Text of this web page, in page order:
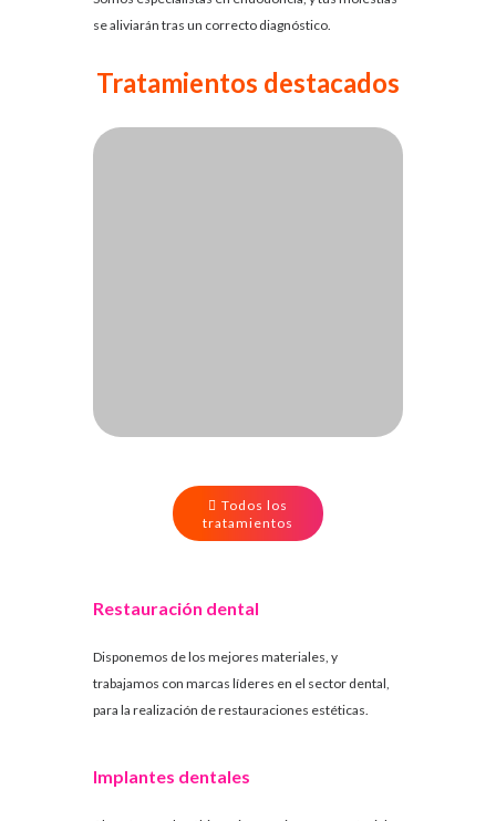
se aliviarán tras un correcto diagnóstico.
Tratamientos destacados
Todos los
tratamientos
Restauración dental
Disponemos de los mejores materiales, y
trabajamos con marcas líderes en el sector dental,
para la realización de restauraciones estéticas.
Implantes dentales